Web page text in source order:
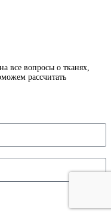
все вопросы о тканях,
рассчитать